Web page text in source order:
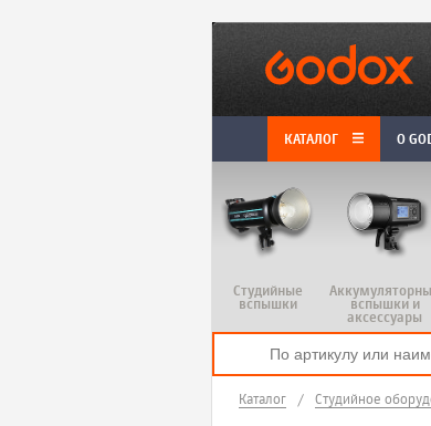
КАТАЛОГ O
Студийные
вспышки
вспышки и
аксессуары
Каталог / Студийное